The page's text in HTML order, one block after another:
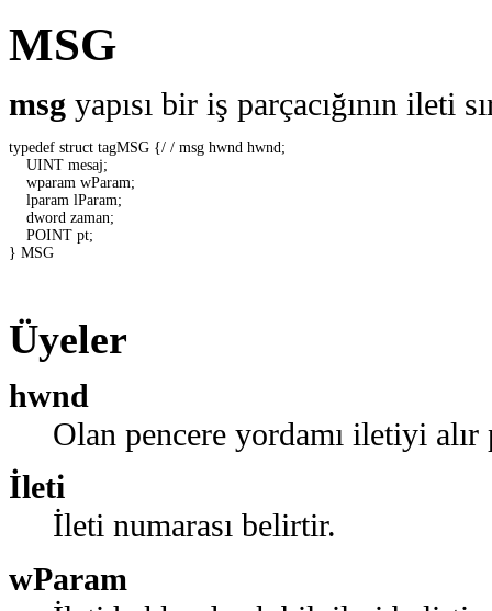
MSG
msg yapısı bir iş parçacığının ileti
typedef struct tagMSG {/ / msg hwnd hwnd;
    UINT mesaj;
    wparam wParam;
    lparam lParam;
    dword zaman;
    POINT pt;
} MSG
Üyeler
hwnd
Olan pencere yordamı iletiyi alır
İleti
İleti numarası belirtir.
wParam